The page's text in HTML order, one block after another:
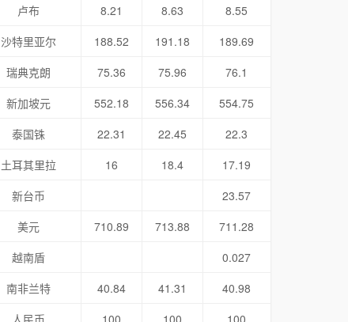
卢布
8.21 8.63
8.55
沙特里亚尔
188.52 191.18
189.69
瑞典克朗
75.36 75.96
76.1
新加坡元
552.18 556.34
554.75
泰国铢
22.31 22.45
22.3
土耳其里拉
16 18.4
17.19
新台币
23.57
美元
710.89 713.88
711.28
越南盾
0.027
南非兰特
40.84 41.31
40.98
人民币
100 100 100